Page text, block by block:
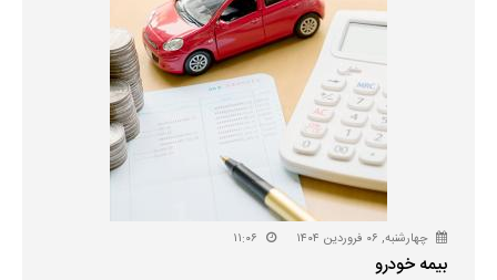
چهارشنبه, ۰۶ فروردین ۱۴۰۴ ۱۱:۰۶
بیمه خودرو